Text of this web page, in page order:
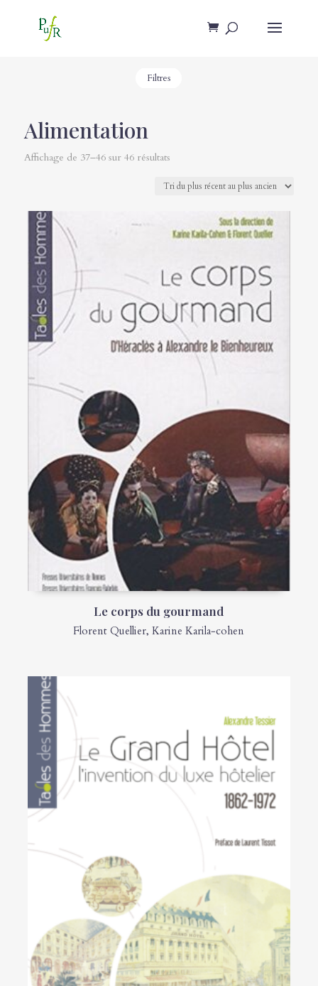
Filtres
Alimentation
Affichage de 37–46 sur 46 résultats
Le corps du gourmand
Florent Quellier,Karine Karila‐cohen